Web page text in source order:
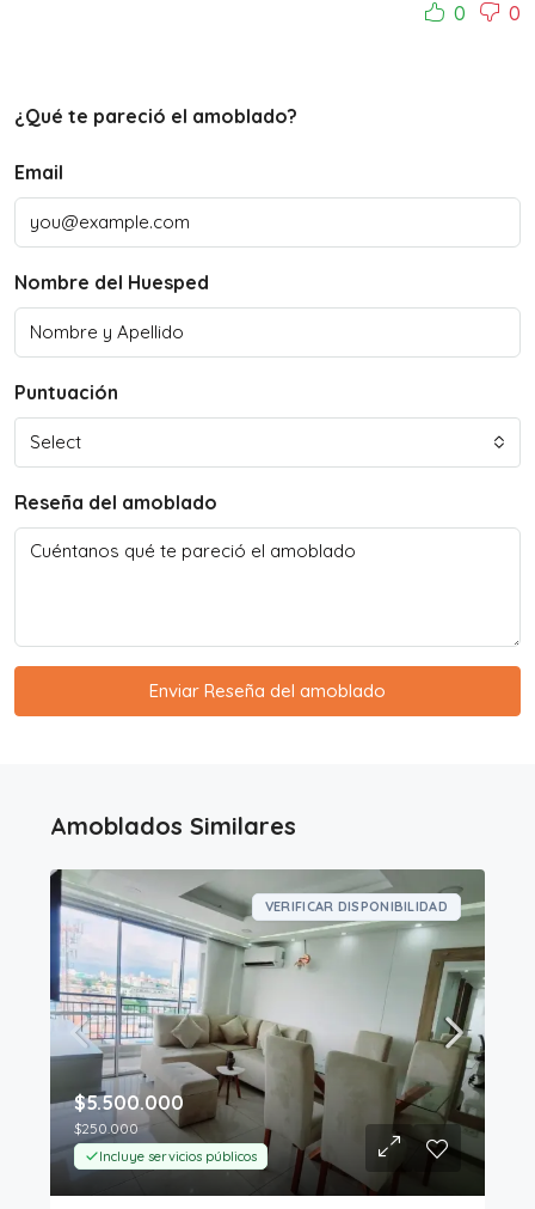
0 0
¿Qué te pareció el amoblado?
Email
Nombre del Huesped
Puntuación
Select
Reseña del amoblado
Enviar Reseña del amoblado
Amoblados Similares
VERIFICAR DISPONIBILIDAD
$5.500.000
$250.000
Incluye servicios públicos